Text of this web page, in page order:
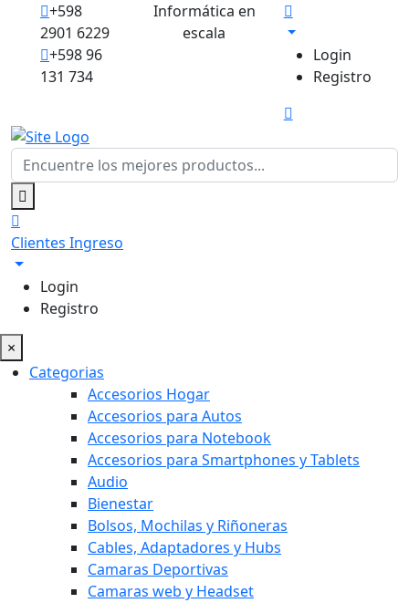
+598
2901 6229
+598 96
131 734
Informática en
escala
Login
Registro
Clientes Ingreso
Login
Registro
×
Categorias
Accesorios Hogar
Accesorios para Autos
Accesorios para Notebook
Accesorios para Smartphones y Tablets
Audio
Bienestar
Bolsos, Mochilas y Riñoneras
Cables, Adaptadores y Hubs
Camaras Deportivas
Camaras web y Headset